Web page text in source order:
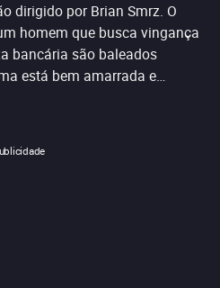
dirigido por Brian Smrz. O
homem que busca vingança
bancária são baleados
está bem amarrada e
do assento durante todo o
performances,
Jr. no papel principal. As